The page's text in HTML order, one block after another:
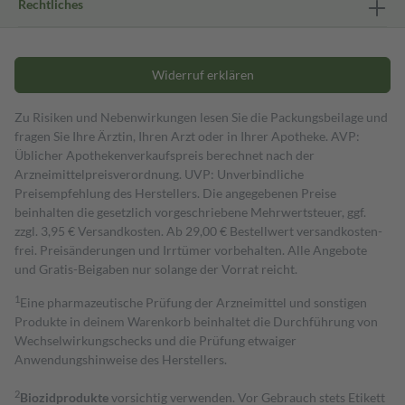
Rechtliches
Widerruf erklären
Zu Risiken und Nebenwirkungen lesen Sie die Packungsbeilage und
fragen Sie Ihre Ärztin, Ihren Arzt oder in Ihrer Apotheke. AVP:
Üblicher Apothekenverkaufspreis berechnet nach der
Arzneimittelpreisverordnung. UVP: Unverbindliche
Preisempfehlung des Herstellers. Die angegebenen Preise
beinhalten die gesetzlich vorgeschriebene Mehrwertsteuer, ggf.
zzgl. 3,95 € Versandkosten. Ab 29,00 € Bestell­wert versand­kosten­
frei. Preisänderungen und Irrtümer vorbehalten. Alle Angebote
und Gratis-Beigaben nur solange der Vorrat reicht.
1 Eine pharmazeutische Prüfung der Arzneimittel und sonstigen
Produkte in deinem Warenkorb beinhaltet die Durchführung von
Wechselwirkungschecks und die Prüfung etwaiger
Anwendungshinweise des Herstellers.
2Biozidproduktevorsichtig verwenden. Vor Gebrauch stets Etikett